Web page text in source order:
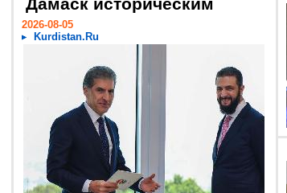
Дамаск историческим
2026-08-05
Kurdistan.Ru